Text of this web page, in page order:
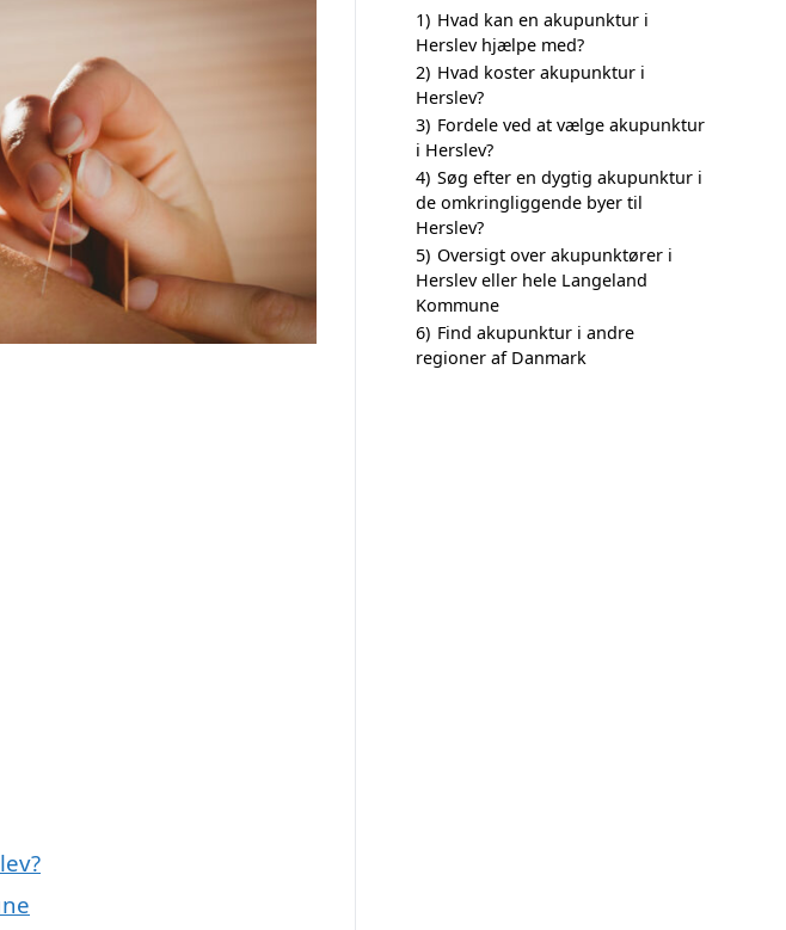
1) Hvad kan en akupunktur i
Herslev hjælpe med?
2) Hvad koster akupunktur i
Herslev?
3) Fordele ved at vælge akupunktur
i Herslev?
4) Søg efter en dygtig akupunktur i
de omkringliggende byer til
Herslev?
5) Oversigt over akupunktører i
Herslev eller hele Langeland
Kommune
6) Find akupunktur i andre
regioner af Danmark